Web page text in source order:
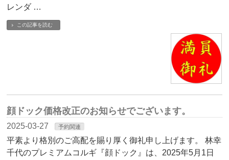
レンダ …
この記事を読む
顔ドック価格改正のお知らせでございます。
2025-03-27 予約関連
平素より格別のご高配を賜り厚く御礼申し上げます。 林幸
千代のプレミアムコルギ『顔ドック』は、2025年5月1日